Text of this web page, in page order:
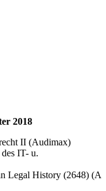
2018
II (Audimax)
IT- u.
Legal History (2648) (A